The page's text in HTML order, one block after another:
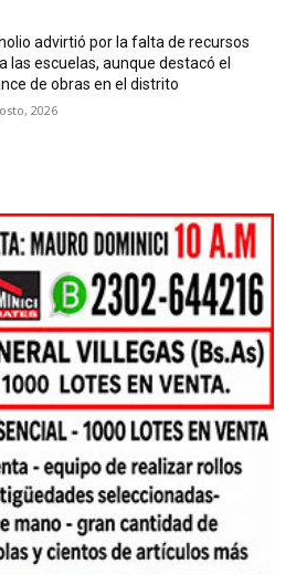
advirtió por la falta de recursos
las escuelas, aunque destacó el
de obras en el distrito
2026